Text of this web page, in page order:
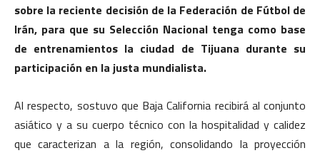
sobre la reciente decisión de la Federación de Fútbol de
Irán, para que su Selección Nacional tenga como base
de entrenamientos la ciudad de Tijuana durante su
participación en la justa mundialista.
Al respecto, sostuvo que Baja California recibirá al conjunto
asiático y a su cuerpo técnico con la hospitalidad y calidez
que caracterizan a la región, consolidando la proyección